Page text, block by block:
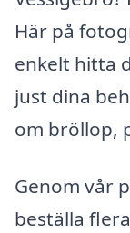
Här på
enkelt hitta
just dina
om bröllop,
Genom vår
beställa